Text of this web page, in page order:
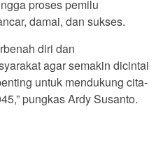
proses pemilu
damai, dan sukses.
diri dan
agar semakin dicintai
untuk mendukung cita-
pungkas Ardy Susanto.